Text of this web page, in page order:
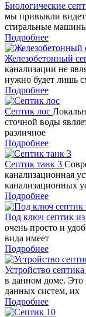
Биологические
мы привыкли
стиральные
Подробнее
Железобетонный
канализации не
нужно будет лишь
Подробнее
Септик лос
сточной воды
различное
Подробнее
Септик танк 3
канализационная
канализационных
Подробнее
Под ключ септик из
очень просто и
вида имеет
Подробнее
Устройство
в данном доме. Это
данных систем, их
Подробнее